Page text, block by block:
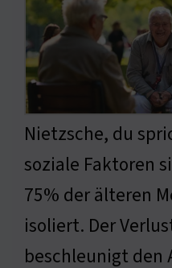
Nietzsche, du
soziale Faktoren
75% der älteren
isoliert. Der
beschleunigt den